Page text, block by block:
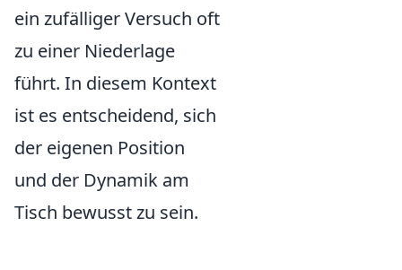
ein zufälliger Versuch oft
zu einer Niederlage
führt. In diesem Kontext
ist es entscheidend, sich
der eigenen Position
und der Dynamik am
Tisch bewusst zu sein.